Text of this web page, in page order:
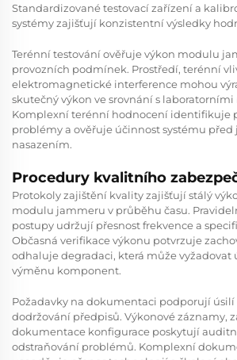
Standardizované testovací zařízení a
systémy zajišťují konzistentní výsledky
Terénní testování ověřuje výkon modulu
provozních podmínek. Prostředí, terénní
elektromagnetické interference mohou
skutečný výkon ve srovnání s
Komplexní terénní hodnocení identifikuje
problémy a ověřuje účinnost systému
nasazením.
Procedury kvalitního
Protokoly zajištění kvality zajišťují stálý
modulu jammeru v průběhu času.
postupy udržují přesnost frekvence a
Občasná verifikace výkonu potvrzuje
odhaluje degradaci, která může vyžadovat
výměnu komponent.
Požadavky na dokumentaci podporují úsilí
dodržování předpisů. Výkonové záznamy,
dokumentace konfigurace poskytují
odstraňování problémů. Komplexní